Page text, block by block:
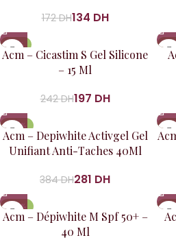
172DH134 DH
-19%
Acm – Cicastim S Gel Silicone
– 15 Ml
242DH197 DH
-
-27%
Acm – Depiwhite Activgel Gel
Unifiant Anti-Taches 40Ml
384DH281 DH
-
-22%
Acm – Dépiwhite M Spf 50+ –
40 Ml
-